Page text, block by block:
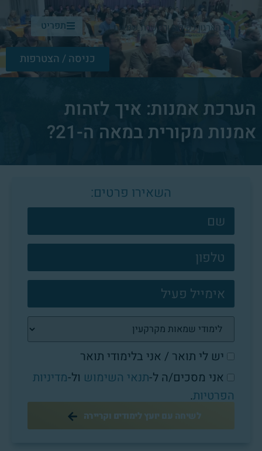
תפריט
כניסה / הצטרפות
הערכת אמנות: איך לזהות
אמנות מקורית במאה ה-21?
השאירו פרטים:
צרו
קשר
פוטר
יש לי תואר / אני בלימודי תואר
אני מסכים/ה ל-תנאי השימוש ול-מדיניות
הפרטיות.
לשיחה עם יועץ לימודים וקריירה